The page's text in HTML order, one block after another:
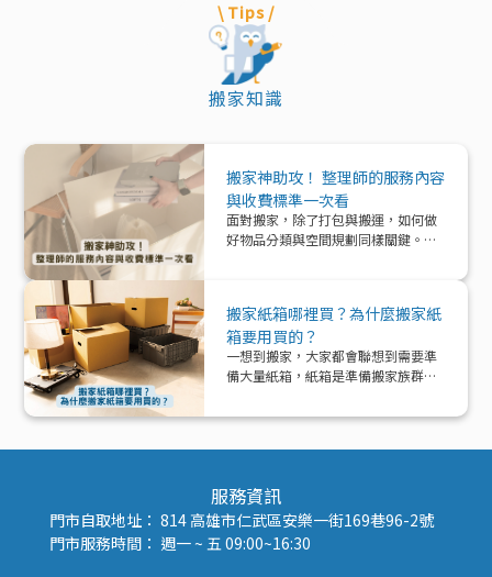
\ Tips /
搬家知識
搬家神助攻！ 整理師的服務內容
與收費標準一次看
面對搬家，除了打包與搬運，如何做
好物品分類與空間規劃同樣關鍵。本
一次解析！
搬家紙箱哪裡買？為什麼搬家紙
箱要用買的？
一想到搬家，大家都會聯想到需要準
備大量紙箱，紙箱是準備搬家族群的
服務資訊
門市自取地址： 814 高雄市仁武區安樂一街169巷96-2號
門市服務時間： 週一 ~ 五 09:00~16:30